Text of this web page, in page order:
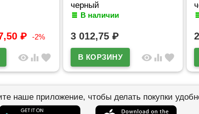
₽ -2%
visibility equalizer favorite
черный
В наличии
3 012,75 ₽
visibility equalizer favorite
наше приложение, чтобы делать покупки